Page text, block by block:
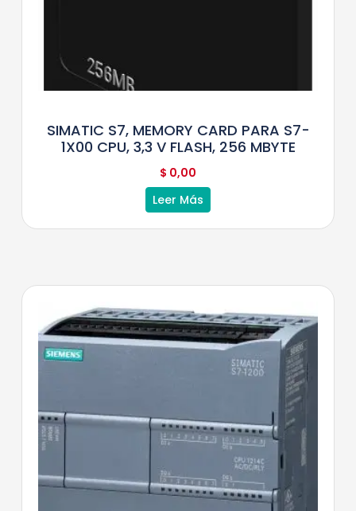
SIMATIC S7, MEMORY CARD PARA S7-
1X00 CPU, 3,3 V FLASH, 256 MBYTE
$ 0,00
Leer Más